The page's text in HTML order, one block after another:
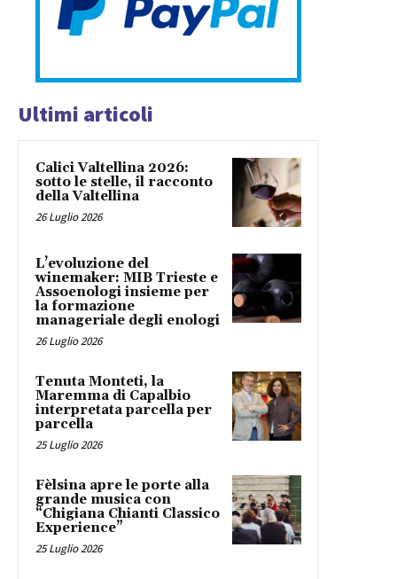
Ultimi articoli
Calici Valtellina 2026:
sotto le stelle, il racconto
della Valtellina
26 Luglio 2026
L’evoluzione del
winemaker: MIB Trieste e
Assoenologi insieme per
la formazione
manageriale degli enologi
26 Luglio 2026
Tenuta Monteti, la
Maremma di Capalbio
interpretata parcella per
parcella
25 Luglio 2026
Fèlsina apre le porte alla
grande musica con
“Chigiana Chianti Classico
Experience”
25 Luglio 2026